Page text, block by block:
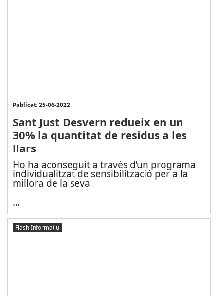
Publicat: 25-06-2022
Sant Just Desvern redueix en un
30% la quantitat de residus a les
llars
Ho ha aconseguit a través d’un programa
individualitzat de sensibilització per a la
millora de la seva
...
Flash Informatiu